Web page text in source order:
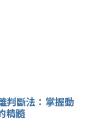
判斷法：掌握動
精髓